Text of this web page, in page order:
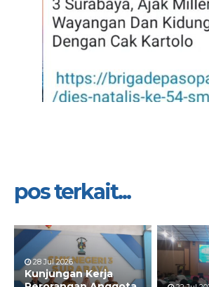
pos terkait...
28 Jul 2026
Kunjungan Kerja